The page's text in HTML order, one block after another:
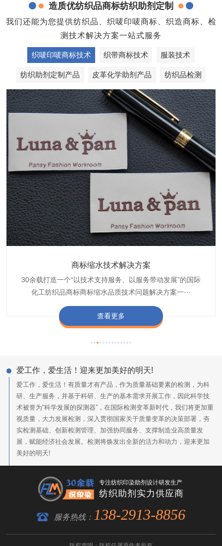
造质优纺织品商标纺织助剂定制
我们还能为您提供纺织品、织唛印唛商标、织造商标、检
测技术解决方案一站式服务
织唛印唛商标技术 织带商标技术 服装技术
纺织助剂定制产品 皮革化学助剂产品 纺织品检测
商标缩水技术解决方案
30余载打造一个“以技术支持服务、以服务带动发展”的国际
化工纺织品商标商标缩水品质技术问题解决方案一···
查看更多
织带商标防水技术解决方案
博准公司专注于织带商标防水技术解决方案30余载,励志于
纺织品商标企业打造含油量超标品质技术问题解决方···
查看更多
服装颜色不匀技术解决方案
博准是一家专注30余载设计研发织唛印唛商标、织带服装颜
色不匀品质技术问题解决方案一站式服务提供商,技···
查看更多
纺织品阻燃母粒
博准致力于成为纺织品商标阻燃母粒剂,TF-W760,TF-W760
阻燃母粒剂加工定制服务实力提供商,···
查看更多
爱工作，爱生活！迎来更加美好的明天!
爱工作，爱生活！有质量才有产品，作为质量基础要素的检测，为科
研、生产服务，并基于科研、生产的基本需求开展工作，因此科学技
术被誉为“科学发展的探测器”，在国际检测变革新时代，我们将更加重
视质量，大力发展检测，深入贯彻国家关于质量变革的决策部署，夯
实检测基础、创新检测管理、加强协同服务、支撑制造业高质量发
展，赋能经济社会发展。检测将焕发出全新的活力和动力，迎来更加
美好的明天!
专注纺织印染助剂设计研发生产
纺织助剂实力供应商
服务热线： 138-2913-8856